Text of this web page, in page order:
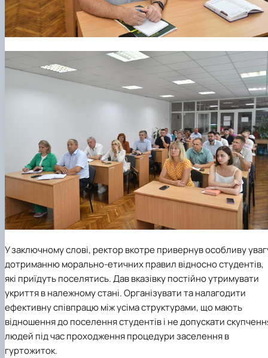
У заключному слові, ректор вкотре привернув особливу
дотриманню морально-етичних правил відносно студентів,
які приїдуть поселятись. Дав вказівку постійно утримувати
укриття в належному стані. Організувати та налагодити
ефективну співпрацю між усіма структурами, що мають
відношення до поселення студентів і не допускати
людей під час проходження процедури заселення в
гуртожиток.